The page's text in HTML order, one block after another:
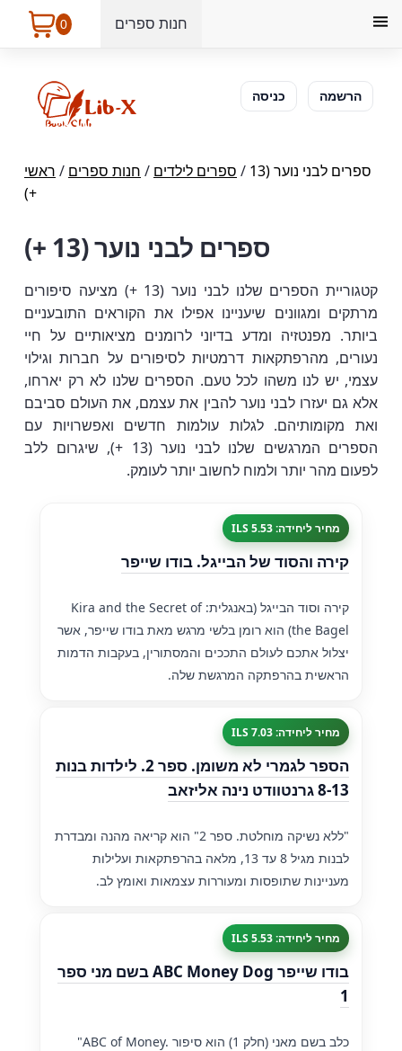
0 חנות ספרים
כניסה הרשמה
ראשי / חנות ספרים / ספרים לילדים / ספרים לבני נוער (13
+)
ספרים לבני נוער (13 +)
קטגוריית הספרים שלנו לבני נוער (13 +) מציעה סיפורים
מרתקים ומגוונים שיעניינו אפילו את הקוראים התובעניים
ביותר. מפנטזיה ומדע בדיוני לרומנים מציאותיים על חיי
נעורים, מהרפתקאות דרמטיות לסיפורים על חברות וגילוי
עצמי, יש לנו משהו לכל טעם. הספרים שלנו לא רק יארחו,
אלא גם יעזרו לבני נוער להבין את עצמם, את העולם סביבם
ואת מקומותיהם. לגלות עולמות חדשים ואפשרויות עם
הספרים המרגשים שלנו לבני נוער (13 +), שיגרום ללב
לפעום מהר יותר ולמוח לחשוב יותר לעומק.
מחיר ליחידה: 5.53 ILS
קירה והסוד של הבייגל. בודו שייפר
קירה וסוד הבייגל (באנגלית: Kira and the Secret of
the Bagel) הוא רומן בלשי מרגש מאת בודו שייפר, אשר
יצלול אתכם לעולם התככים והמסתורין, בעקבות הדמות
הראשית בהרפתקה המרגשת שלה.
מחיר ליחידה: 7.03 ILS
הספר לגמרי לא משומן. ספר 2. לילדות בנות
8-13 גרנטוודט נינה אליזאב
"ללא נשיקה מוחלטת. ספר 2" הוא קריאה מהנה ומבדרת
לבנות מגיל 8 עד 13, מלאה בהרפתקאות ועלילות
מעניינות שתופסות ומעוררות עצמאות ואומץ לב.
מחיר ליחידה: 5.53 ILS
בודו שייפר ABC Money Dog בשם מני ספר
1
"ABC of Money. כלב בשם מאני (חלק 1) הוא סיפור